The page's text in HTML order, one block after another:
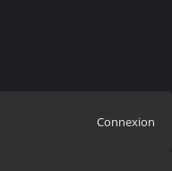
Connexion